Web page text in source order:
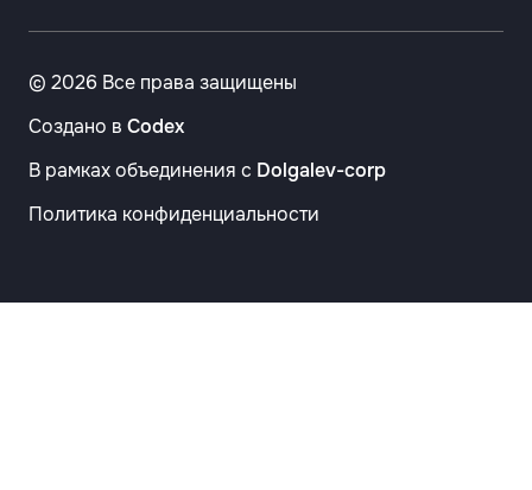
© 2026 Все права защищены
Создано в Codex
В рамках объединения с Dolgalev-corp
Политика конфиденциальности